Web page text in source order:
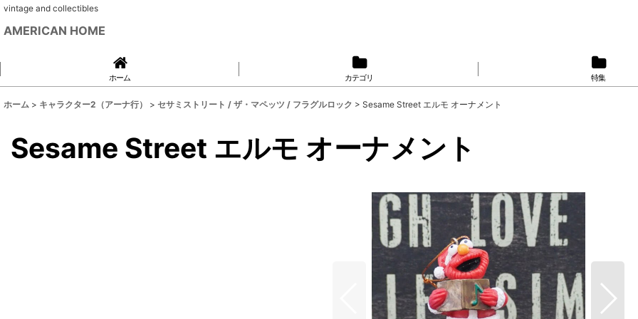
vintage and collectibles
AMERICAN HOME
ホーム カテゴリ 特集
ホーム > キャラクター2（アーナ行） > セサミストリート / ザ・マペッツ / フラグルロック > Sesame Street エルモ オーナメント
Sesame Street エルモ オーナメント